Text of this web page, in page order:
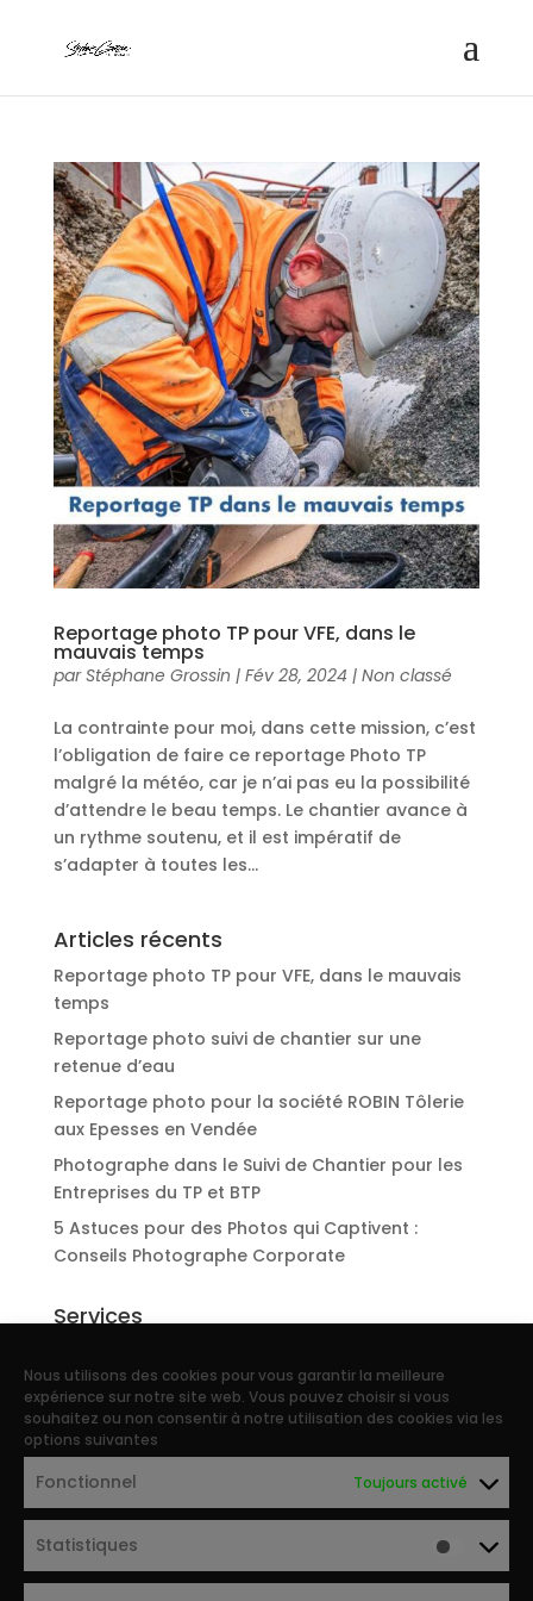
Nous utilisons des cookies pour vous garantir la meilleure
expérience sur notre site web. Vous pouvez choisir si vous
souhaitez ou non consentir à notre utilisation des cookies via les
options suivantes
Fonctionnel Toujours activé
Statistiques
Reportage photo TP pour VFE, dans le
mauvais temps
parStéphane Grossin | Fév 28, 2024| Non classé
La contrainte pour moi, dans cette mission, c’est
l’obligation de faire ce reportage Photo TP
malgré la météo, car je n’ai pas eu la possibilité
d’attendre le beau temps. Le chantier avance à
un rythme soutenu, et il est impératif de
s’adapter à toutes les...
Articles récents
Reportage photo TP pour VFE, dans le mauvais
temps
Reportage photo suivi de chantier sur une
retenue d’eau
Reportage photo pour la société ROBIN Tôlerie
aux Epesses en Vendée
Photographe dans le Suivi de Chantier pour les
Entreprises du TP et BTP
5 Astuces pour des Photos qui Captivent :
Conseils Photographe Corporate
Services
Portraits photo de collaborateurs
Reportage photo industriel
Photographe Patrimoine, architecture et
immobilier
Photographe agricole et agriculture
Photographe drone